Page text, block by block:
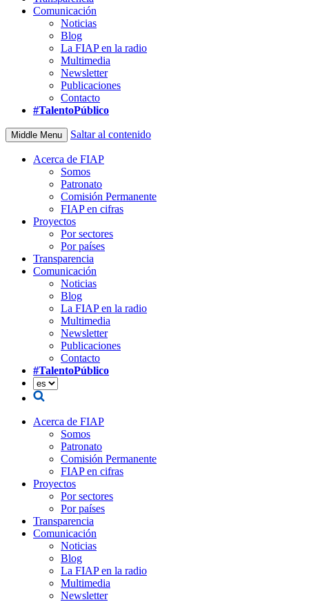
Comunicación
Noticias
Blog
La FIAP en la radio
Multimedia
Newsletter
Publicaciones
Contacto
#TalentoPúblico
Middle Menu Saltar al contenido
Acerca de FIAP
Somos
Patronato
Comisión Permanente
FIAP en cifras
Proyectos
Por sectores
Por países
Transparencia
Comunicación
Noticias
Blog
La FIAP en la radio
Multimedia
Newsletter
Publicaciones
Contacto
#TalentoPúblico
Acerca de FIAP
Somos
Patronato
Comisión Permanente
FIAP en cifras
Proyectos
Por sectores
Por países
Transparencia
Comunicación
Noticias
Blog
La FIAP en la radio
Multimedia
Newsletter